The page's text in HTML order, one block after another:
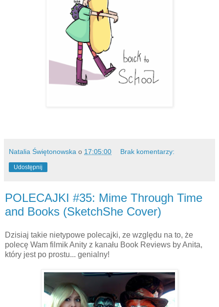
Natalia Świętonowska o 17:05:00 Brak komentarzy:
Udostępnij
POLECAJKI #35: Mime Through Time
and Books (SketchShe Cover)
Dzisiaj takie nietypowe polecajki, ze względu na to, że
polecę Wam filmik Anity z kanału Book Reviews by Anita,
który jest po prostu... genialny!